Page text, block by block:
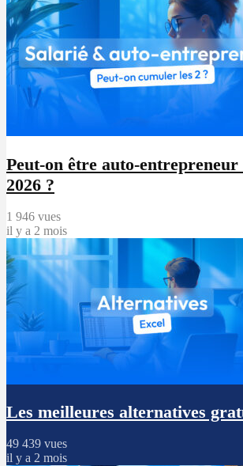
Peut-on être auto-entrepreneur
2026 ?
1 946 vues
il y a 2 mois
Les meilleures alternatives
49 439 vues
il y a 2 mois